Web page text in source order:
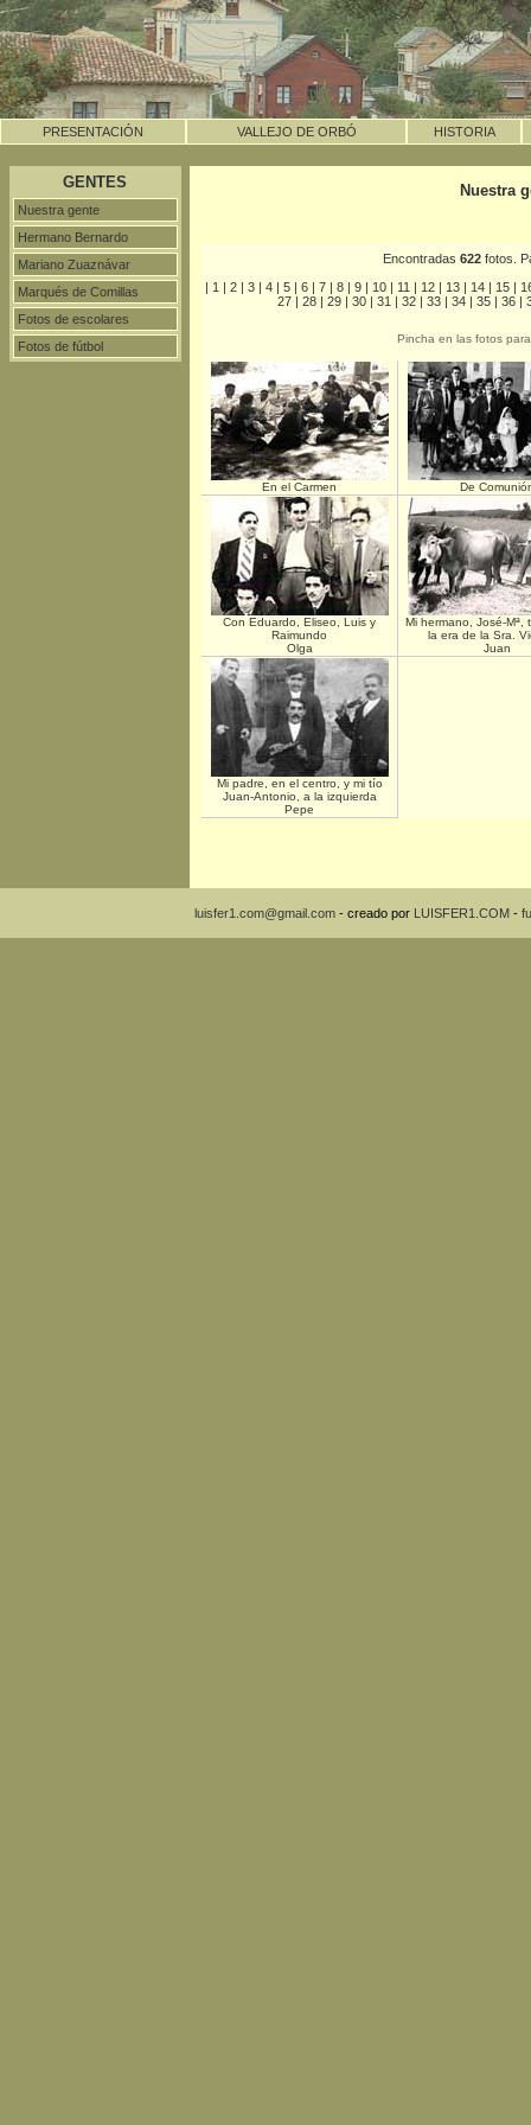
PRESENTACIÓN VALLEJO DE ORBÓ HISTORIA
GENTES
Nuestra gente
Hermano Bernardo
Mariano Zuaznávar
Marqués de Comillas
Fotos de escolares
Fotos de fútbol
Nuestra
Encontradas 622 fotos.
| 1 | 2 | 3 | 4 | 5 | 6 | 7 | 8 | 9 | 10 | 11 | 12 | 13 | 14 | 15 |
27 | 28 | 29 | 30 | 31 | 32 | 33 | 34 | 35 | 36 |
Pincha en las fotos
En el Carmen De
Con Eduardo, Eliseo, Luis y
Raimundo
Olga
Mi hermano, José-Mª,
la era de la Sra.
Juan
Mi padre, en el centro, y mi tío
Juan-Antonio, a la izquierda
Pepe
luisfer1.com@gmail.com- creado por LUISFER1.COM-